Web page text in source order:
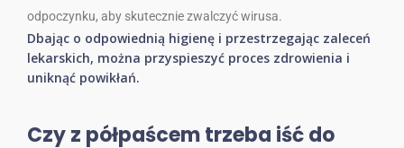
odpoczynku, aby skutecznie zwalczyć wirusa.
Dbając o odpowiednią higienę i przestrzegając zaleceń
lekarskich, można przyspieszyć proces zdrowienia i
uniknąć powikłań.
Czy z półpaścem trzeba iść do